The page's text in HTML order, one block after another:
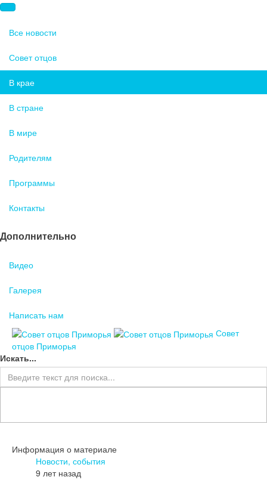
Все новости
Совет отцов
В крае
В стране
В мире
Родителям
Программы
Контакты
Дополнительно
Видео
Галерея
Написать нам
Совет
отцов Приморья
Искать...
Информация о материале
Новости, события
9 лет назад